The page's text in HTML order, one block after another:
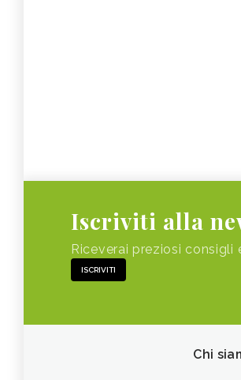
Iscriviti alla
Riceverai preziosi
ISCRIVITI
Chi